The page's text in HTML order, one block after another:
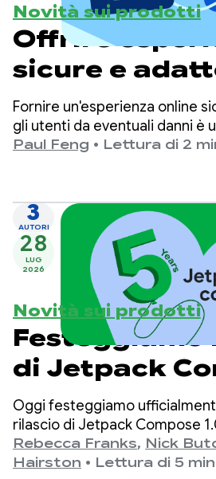
Novità sui prodotti
Offrire
sicure e
su Google
Fornire un'esperienza online
gli utenti da eventuali danni è
per Google Play.
Paul Feng • Lettura di 2
3
AUTORI
28
LUG
2026
Novità sui prodotti
Festeggiamo
di Jetpack
Oggi festeggiamo
rilascio di Jetpack Compose
1.0, annunciata il 28 luglio
versione 1.11, abbiamo
Rebecca Franks, Nick
Hairston • Lettura di 5